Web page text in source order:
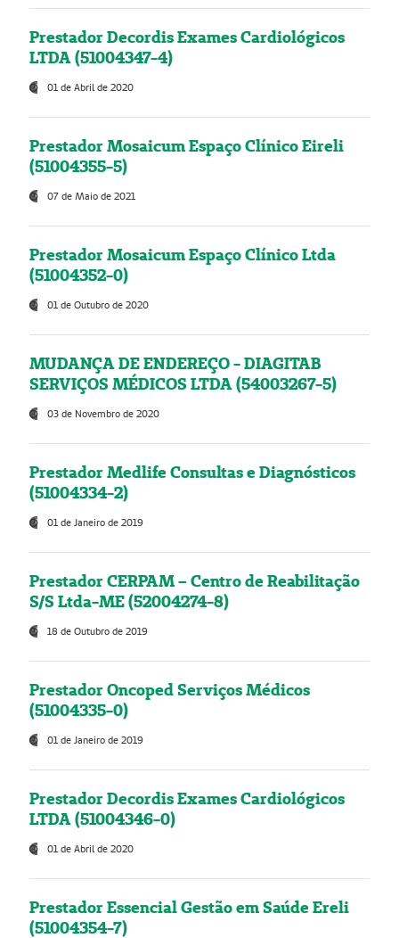
Prestador Decordis Exames Cardiológicos
LTDA (51004347-4)
01 de Abril de 2020
Prestador Mosaicum Espaço Clínico Eireli
(51004355-5)
07 de Maio de 2021
Prestador Mosaicum Espaço Clínico Ltda
(51004352-0)
01 de Outubro de 2020
MUDANÇA DE ENDEREÇO - DIAGITAB
SERVIÇOS MÉDICOS LTDA (54003267-5)
03 de Novembro de 2020
Prestador Medlife Consultas e Diagnósticos
(51004334-2)
01 de Janeiro de 2019
Prestador CERPAM – Centro de Reabilitação
S/S Ltda-ME (52004274-8)
18 de Outubro de 2019
Prestador Oncoped Serviços Médicos
(51004335-0)
01 de Janeiro de 2019
Prestador Decordis Exames Cardiológicos
LTDA (51004346-0)
01 de Abril de 2020
Prestador Essencial Gestão em Saúde Ereli
(51004354-7)